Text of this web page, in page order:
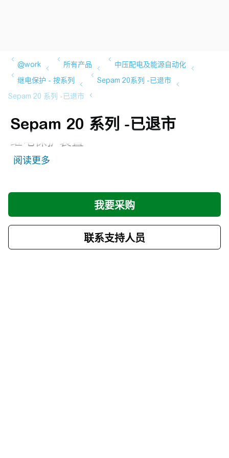
Sepam 20 系列 -已退市
继电保护装置